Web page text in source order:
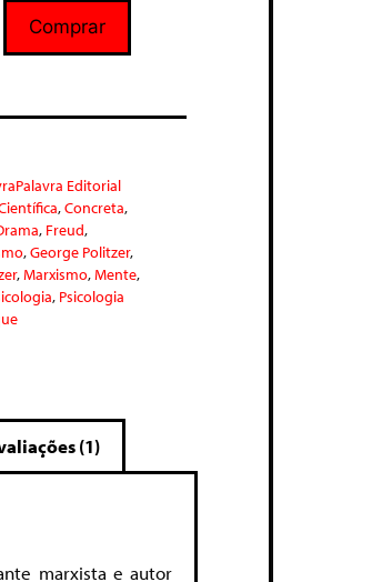
Comprar
Editorial
,Concreta,
, Freud,
,George Politzer,
, Marxismo, Mente,
, Psicologia
(1)
marxista e autor